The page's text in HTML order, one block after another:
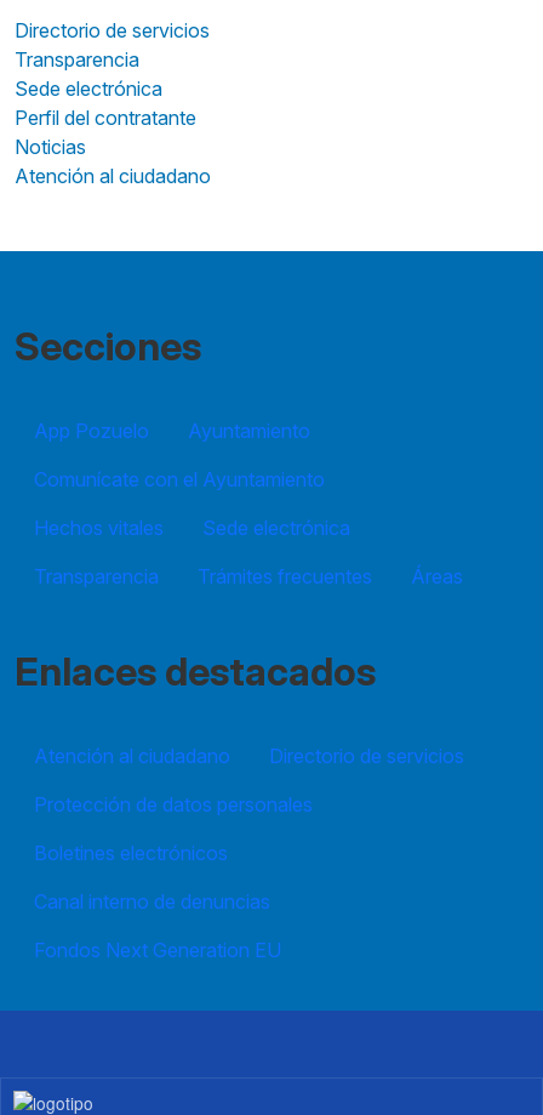
Directorio de servicios
Transparencia
Sede electrónica
Perfil del contratante
Noticias
Atención al ciudadano
Secciones
App Pozuelo
Ayuntamiento
Comunícate con el Ayuntamiento
Hechos vitales
Sede electrónica
Transparencia
Trámites frecuentes Áreas
Enlaces destacados
Atención al ciudadano
Directorio de servicios
Protección de datos personales
Boletines electrónicos
Canal interno de denuncias
Fondos Next Generation EU
Imagen